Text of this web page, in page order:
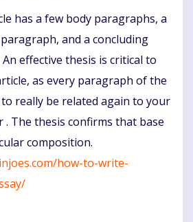
has a few body paragraphs, a
and a concluding
An effective thesis is critical to
as every paragraph of the
really be related again to your
. The thesis confirms that base
composition.
how-to-write-